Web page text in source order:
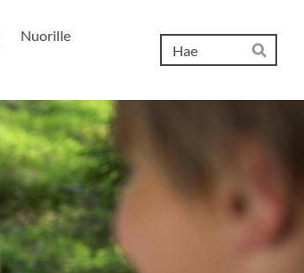
Nuorille
Hae